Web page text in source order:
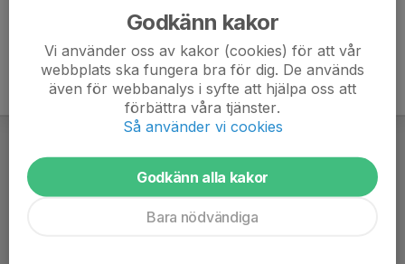
Godkänn kakor
Vi använder oss av kakor (cookies) för att vår
webbplats ska fungera bra för dig. De används
även för webbanalys i syfte att hjälpa oss att
förbättra våra tjänster.
Så använder vi cookies
Godkänn alla kakor
Bara nödvändiga